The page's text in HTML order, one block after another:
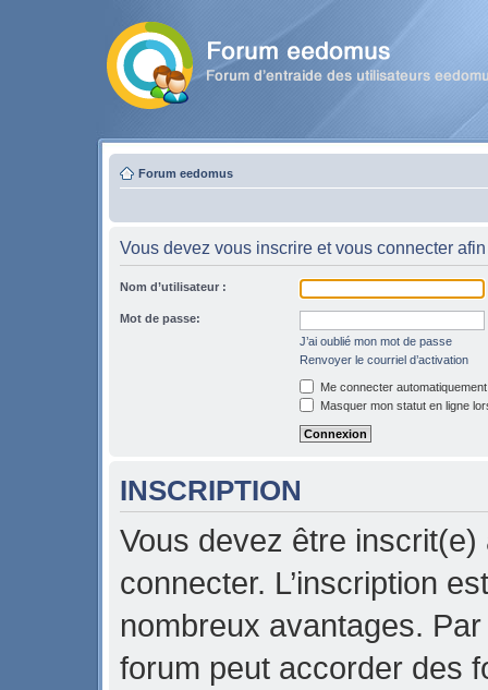
Forum eedomus
Vous devez vous inscrire et vous connecter
Nom d’utilisateur :
Mot de passe:
J’ai oublié mon mot de passe
Renvoyer le courriel d’activation
Me connecter
Masquer mon statut en ligne
INSCRIPTION
Vous devez être
connecter. L’inscription
nombreux avantages.
forum peut accorder des